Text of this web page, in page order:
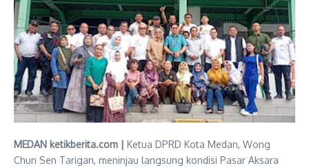
MEDAN ketikberita.com | Ketua DPRD Kota Medan, Wong
Chun Sen Tarigan, meninjau langsung kondisi Pasar Aksara